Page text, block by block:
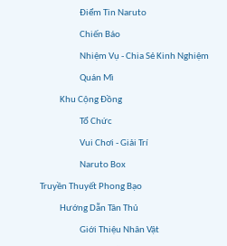
Điểm Tin Naruto
Chiến Báo
Nhiệm Vụ - Chia Sẻ Kinh Nghiệm
Quán Mì
Khu Cộng Đồng
Tổ Chức
Vui Chơi - Giải Trí
Naruto Box
Truyền Thuyết Phong Bạo
Hướng Dẫn Tân Thủ
Giới Thiệu Nhân Vật